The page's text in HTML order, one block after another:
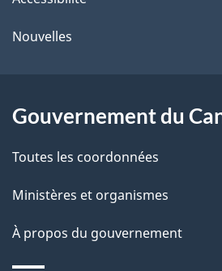
d
e
a
p
a
g
e
site
Nouvelles
Gouvernement du
Toutes les coordonnées
Ministères et organismes
À propos du gouvernement